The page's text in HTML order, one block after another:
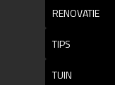
RENOVATIE
TIPS
TUIN